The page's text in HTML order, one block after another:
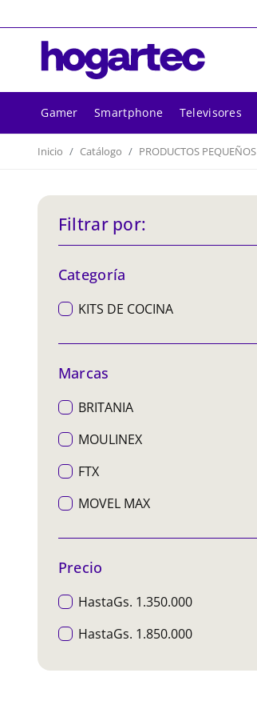
Gamer Smartphone Televisores
Inicio Catálogo PRODUCTOS PEQUEÑOS
Filtrar por:
Categoría
KITS DE COCINA
Marcas
BRITANIA
MOULINEX
FTX
MOVEL MAX
Precio
HastaGs. 1.350.000
HastaGs. 1.850.000